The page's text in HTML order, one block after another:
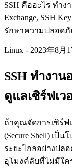
SSH คืออะไร ทำง
Exchange, SSH
รักษาความปลอดภั
Linux - 2023年8月
SSH ทำงา
ดูแลเซิร์ฟเว
ถ้าคุณจัดการเซิร์ฟ
(Secure Shell) เป็
ระยะไกลอย่างปล
อุโมงค์ลับที่ไม่มีใค